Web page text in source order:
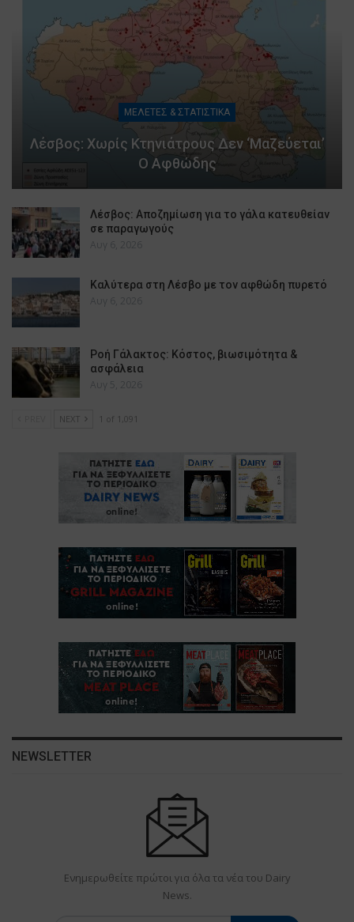
ΜΕΛΕΤΕΣ & ΣΤΑΤΙΣΤΙΚΑ
Λέσβος: Χωρίς Κτηνιάτρους Δεν ‘μαζεύεται’
Ο Αφθώδης
Λέσβος: Αποζημίωση για το γάλα κατευθείαν
σε παραγωγούς
Αυγ 6, 2026
Καλύτερα στη Λέσβο με τον αφθώδη πυρετό
Αυγ 6, 2026
Ροή Γάλακτος: Κόστος, βιωσιμότητα &
ασφάλεια
Αυγ 5, 2026
NEXT 1 of 1,091
NEWSLETTER
Ενημερωθείτε πρώτοι για όλα τα νέα του Dairy
News.